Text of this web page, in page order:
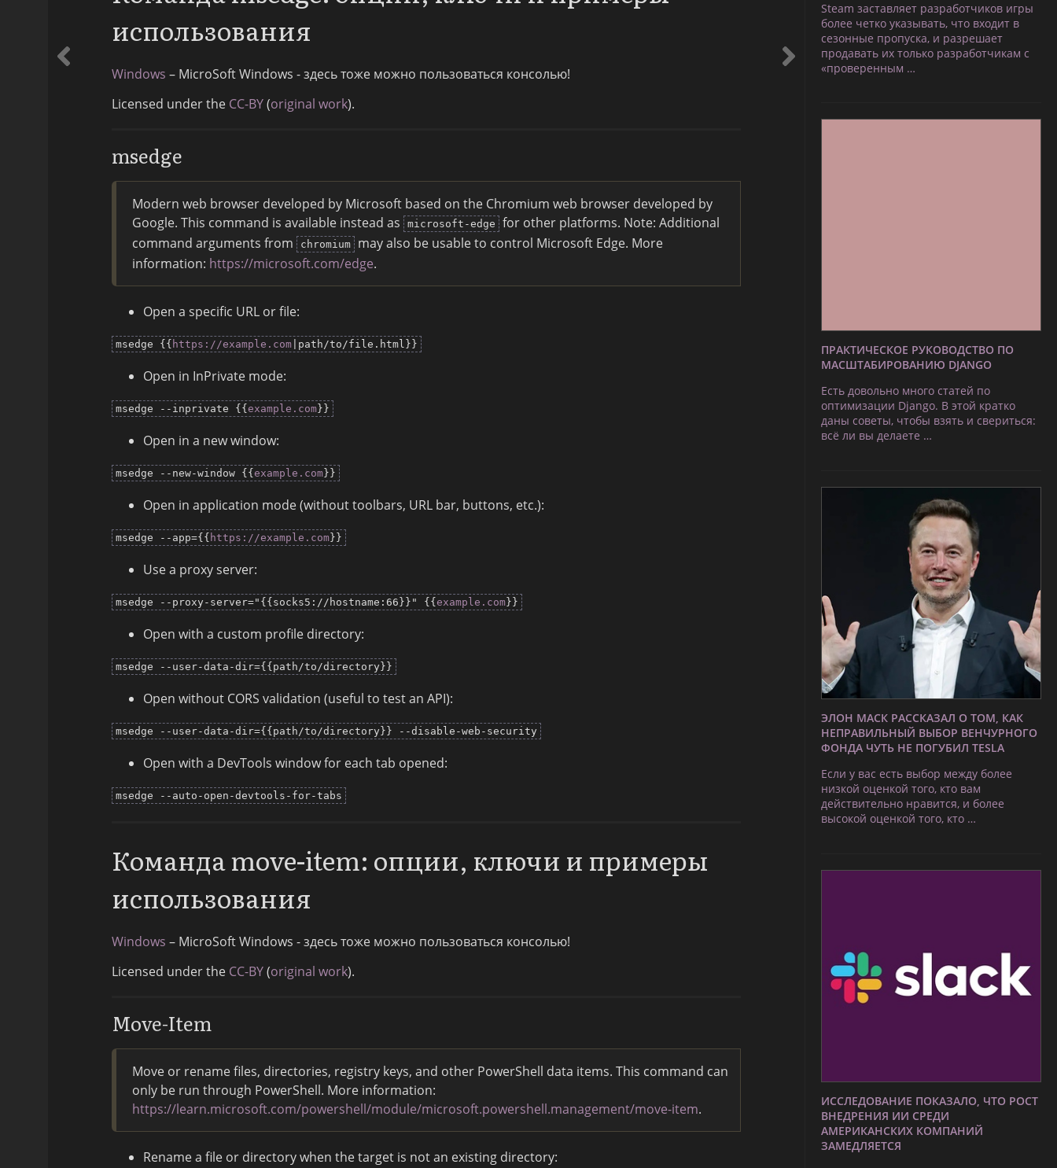
использования
Windows – MicroSoft Windows - здесь тоже можно пользоваться консолью!
Licensed under the CC-BY(original work).
msedge
Modern web browser developed by Microsoft based on the Chromium web browser developed by
Google. This command is available instead as
microsoft-edge
for other platforms. Note: Additional
command arguments from
chromium
may also be usable to control Microsoft Edge. More
information: https://microsoft.com/edge.
Open a specific URL or file:
msedge {{ https://example.com |path/to/file.html}}
Open in InPrivate mode:
msedge --inprivate {{ example.com }}
Open in a new window:
msedge --new-window {{ example.com }}
Open in application mode (without toolbars, URL bar, buttons, etc.):
msedge --app={{ https://example.com }}
Use a proxy server:
msedge --proxy-server="{{socks5://hostname:66}}" {{ example.com }}
Open with a custom profile directory:
msedge --user-data-dir={{path/to/directory}}
Open without CORS validation (useful to test an API):
msedge --user-data-dir={{path/to/directory}} --disable-web-security
Open with a DevTools window for each tab opened:
msedge --auto-open-devtools-for-tabs
Команда move-item: опции, ключи и примеры
использования
Windows – MicroSoft Windows - здесь тоже можно пользоваться консолью!
Licensed under the CC-BY(original work).
Move-Item
Move or rename files, directories, registry keys, and other PowerShell data items. This command can
only be run through PowerShell. More information:
https://learn.microsoft.com/powershell/module/microsoft.powershell.management/move-item.
Rename a file or directory when the target is not an existing directory:
Steam заставляет разработчиков игры
более четко указывать, что входит в
сезонные пропуска, и разрешает
продавать их только разработчикам с
«проверенным …
ПРАКТИЧЕСКОЕ РУКОВОДСТВО ПО
МАСШТАБИРОВАНИЮ DJANGO
Есть довольно много статей по
оптимизации Django. В этой кратко
даны советы, чтобы взять и свериться:
всё ли вы делаете …
ЭЛОН МАСК РАССКАЗАЛ О ТОМ, КАК
НЕПРАВИЛЬНЫЙ ВЫБОР ВЕНЧУРНОГО
ФОНДА ЧУТЬ НЕ ПОГУБИЛ TESLA
Если у вас есть выбор между более
низкой оценкой того, кто вам
действительно нравится, и более
высокой оценкой того, кто …
ИССЛЕДОВАНИЕ ПОКАЗАЛО, ЧТО РОСТ
ВНЕДРЕНИЯ ИИ СРЕДИ
АМЕРИКАНСКИХ КОМПАНИЙ
ЗАМЕДЛЯЕТСЯ